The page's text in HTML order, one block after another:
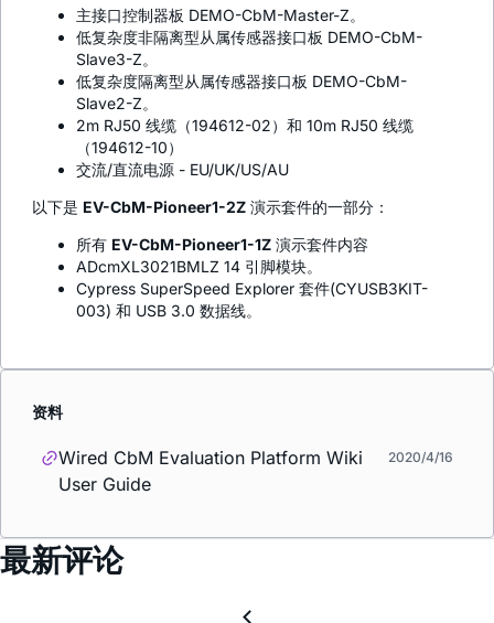
主接口控制器板 DEMO-CbM-Master-Z。
低复杂度非隔离型从属传感器接口板 DEMO-CbM-
Slave3-Z。
低复杂度隔离型从属传感器接口板 DEMO-CbM-
Slave2-Z。
2m RJ50 线缆（194612-02）和 10m RJ50 线缆
（194612-10）
交流/直流电源 - EU/UK/US/AU
以下是 EV-CbM-Pioneer1-2Z 演示套件的一部分：
所有 EV-CbM-Pioneer1-1Z 演示套件内容
ADcmXL3021BMLZ 14 引脚模块。
Cypress SuperSpeed Explorer 套件(CYUSB3KIT-
003) 和 USB 3.0 数据线。
资料
Wired CbM Evaluation Platform Wiki
User Guide
2020/4/16
最新评论